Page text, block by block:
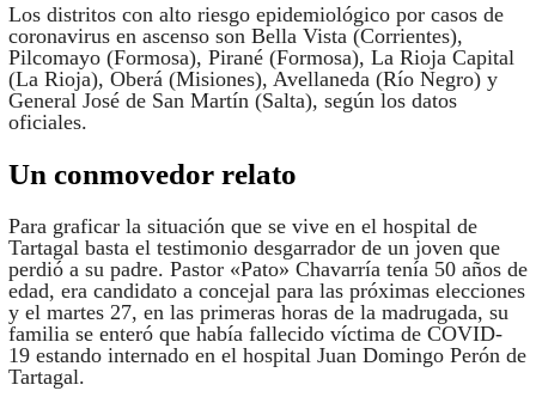
Los distritos con alto riesgo epidemiológico por casos de
coronavirus en ascenso son Bella Vista (Corrientes),
Pilcomayo (Formosa), Pirané (Formosa), La Rioja Capital
(La Rioja), Oberá (Misiones), Avellaneda (Río Negro) y
General José de San Martín (Salta), según los datos
oficiales.
Un conmovedor relato
Para graficar la situación que se vive en el hospital de
Tartagal basta el testimonio desgarrador de un joven que
perdió a su padre. Pastor «Pato» Chavarría tenía 50 años de
edad, era candidato a concejal para las próximas elecciones
y el martes 27, en las primeras horas de la madrugada, su
familia se enteró que había fallecido víctima de COVID-
19 estando internado en el hospital Juan Domingo Perón de
Tartagal.